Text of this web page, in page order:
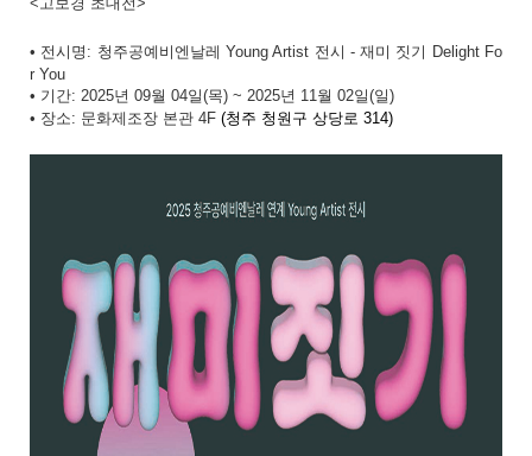
• 전시명: 청주공예비엔날레 Young Artist 전시 - 재미 짓기 Delight Fo
r You
• 기간: 2025년 09월 04일(목) ~ 2025년 11월 02일(일)
• 장소: 문화제조장 본관 4F (청주 청원구 상당로 314)